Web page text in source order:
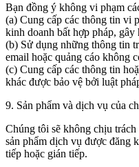
Bạn đồng ý không vi phạm
(a) Cung cấp các thông tin vi
kinh doanh bất hợp pháp, gây
(b) Sử dụng những thông tin
email hoặc quảng cáo không
(c) Cung cấp các thông tin
khác được bảo vệ bởi luật
9. Sản phẩm và dịch vụ của
Chúng tôi sẽ không chịu
sản phẩm dịch vụ được đăng
tiếp hoặc gián tiếp.